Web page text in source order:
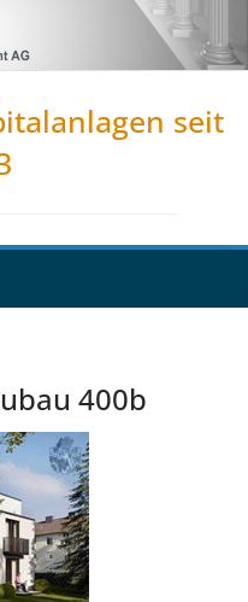
seit
400b